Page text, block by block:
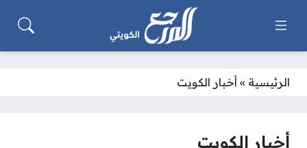
الرئيسية » أخبار الكويت
أخبار الكويت